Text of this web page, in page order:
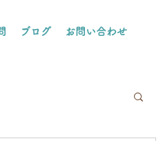
ブログ お問い合わせ